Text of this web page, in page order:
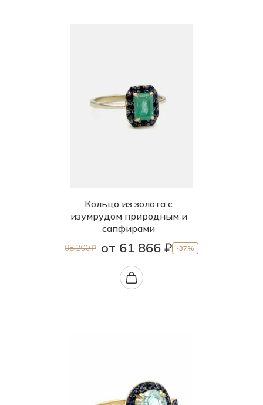
Кольцо из золота с
изумрудом природным и
сапфирами
98 200 ₽ от 61 866 ₽ -37%